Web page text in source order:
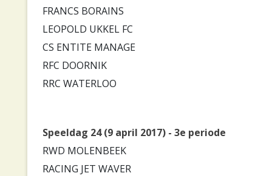
FRANCS BORAINS
LEOPOLD UKKEL FC
CS ENTITE MANAGE
RFC DOORNIK
RRC WATERLOO
Speeldag 24 (9 april 2017) - 3e periode
RWD MOLENBEEK
RACING JET WAVER